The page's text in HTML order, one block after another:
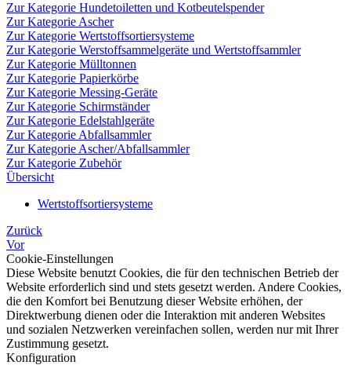
Zur Kategorie Hundetoiletten und Kotbeutelspender
Zur Kategorie Ascher
Zur Kategorie Wertstoffsortiersysteme
Zur Kategorie Werstoffsammelgeräte und Wertstoffsammler
Zur Kategorie Mülltonnen
Zur Kategorie Papierkörbe
Zur Kategorie Messing-Geräte
Zur Kategorie Schirmständer
Zur Kategorie Edelstahlgeräte
Zur Kategorie Abfallsammler
Zur Kategorie Ascher/Abfallsammler
Zur Kategorie Zubehör
Übersicht
Wertstoffsortiersysteme
Zurück
Vor
Cookie-Einstellungen
Diese Website benutzt Cookies, die für den technischen Betrieb der
Website erforderlich sind und stets gesetzt werden. Andere Cookies,
die den Komfort bei Benutzung dieser Website erhöhen, der
Direktwerbung dienen oder die Interaktion mit anderen Websites
und sozialen Netzwerken vereinfachen sollen, werden nur mit Ihrer
Zustimmung gesetzt.
Konfiguration